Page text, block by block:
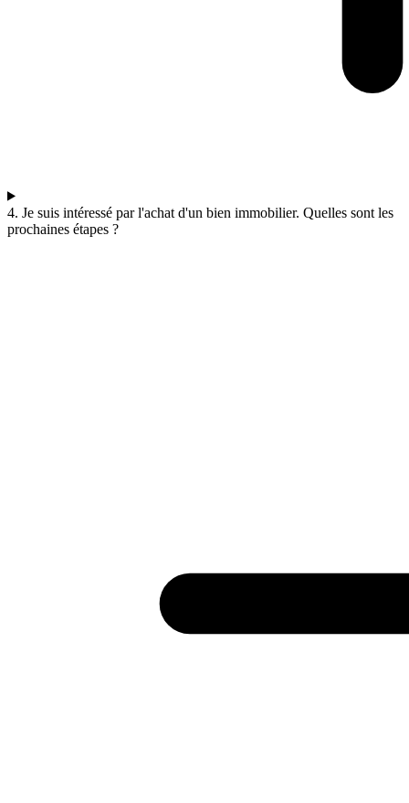
4. Je suis intéressé par l'achat d'un bien immobilier. Quelles sont les
prochaines étapes ?